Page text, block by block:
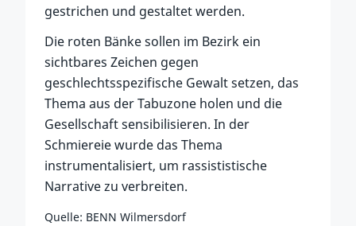
gestrichen und gestaltet werden.
Die roten Bänke sollen im Bezirk ein
sichtbares Zeichen gegen
geschlechtsspezifische Gewalt setzen, das
Thema aus der Tabuzone holen und die
Gesellschaft sensibilisieren. In der
Schmiereie wurde das Thema
instrumentalisiert, um rassististische
Narrative zu verbreiten.
Quelle: BENN Wilmersdorf